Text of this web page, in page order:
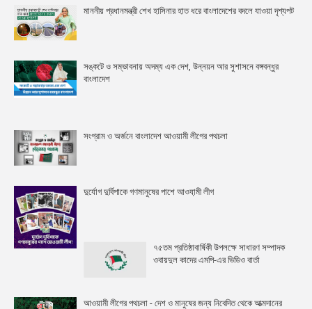
মাননীয় প্রধানমন্ত্রী শেখ হাসিনার হাত ধরে বাংলাদেশের বদলে যাওয়া দৃশ্যপট
সঙ্কটে ও সম্ভাবনায় অদম্য এক দেশ, উন্নয়ন আর সুশাসনে বঙ্গবন্ধুর
বাংলাদেশ
সংগ্রাম ও অর্জনে বাংলাদেশ আওয়ামী লীগের পথচলা
দুর্যোগ দুর্বিপাকে গণমানুষের পাশে আওযা়মী লীগ
৭৫তম প্রতিষ্ঠাবার্ষিকী উপলক্ষে সাধারণ সম্পাদক
ওবায়দুল কাদের এমপি-এর ভিডিও বার্তা
আওয়ামী লীগের পথচলা - দেশ ও মানুষের জন্য নিবেদিত থেকে আত্মদানের